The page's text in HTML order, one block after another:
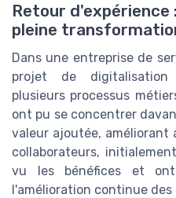
Retour d'expérience
pleine
Dans une entreprise de
projet de
plusieurs processus
ont pu se concentrer
valeur ajoutée, améliorant
collaborateurs,
vu les bénéfices et
l'amélioration continue